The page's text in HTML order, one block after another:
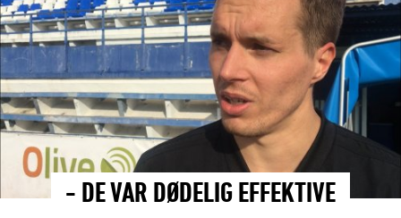
- DE VAR DØDELIG EFFEKTIVE